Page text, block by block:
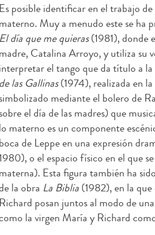
Es posible identificar en el trabajo
materno. Muy a menudo este se ha
El día que me quieras(1981), donde
madre, Catalina Arroyo, y utiliza su
interpretar el tango que da título a
de las Gallinas(1974), realizada en
simbolizado mediante el bolero de
sobre el día de las madres) que
lo materno es un componente
boca de Leppe en una expresión
o el espacio físico en el que
materna). Esta figura también ha
la obra La Biblia(1982), en la
Richard posan juntos al modo de una
la virgen María y Richard